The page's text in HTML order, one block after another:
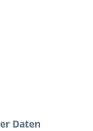
Daten